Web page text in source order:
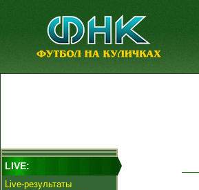
LIVE:
Live-результаты